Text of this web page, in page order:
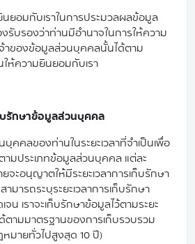
ยอมกับเราในการประมวลผลข้อมูล
บรองว่าท่านมีอำนาจในการให้ความ
าของข้อมูลส่วนบุคคลนั้นได้ตาม
ห้ความยินยอมกับเรา
บรักษาข้อมูลส่วนบุคคล
บุคคลของท่านในระยะเวลาที่จำเป็นเพื่อ
มประเภทข้อมูลส่วนบุคคล แต่ละ
จะอนุญาตให้มีระยะเวลาการเก็บรักษา
ารถระบุระยะเวลาการเก็บรักษา
น เราจะเก็บรักษาข้อมูลไว้ตามระยะ
ตามมาตรฐานของการเก็บรวบรวม
มายทั่วไปสูงสุด 10 ปี)